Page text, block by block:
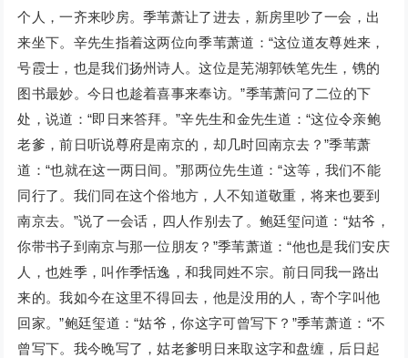
个人，一齐来吵房。季苇萧让了进去，新房里吵了一会，出
来坐下。辛先生指着这两位向季苇萧道：“这位道友尊姓来，
号霞士，也是我们扬州诗人。这位是芜湖郭铁笔先生，镌的
图书最妙。今日也趁着喜事来奉访。”季苇萧问了二位的下
处，说道：“即日来答拜。”辛先生和金先生道：“这位令亲鲍
老爹，前日听说尊府是南京的，却几时回南京去？”季苇萧
道：“也就在这一两日间。”那两位先生道：“这等，我们不能
同行了。我们同在这个俗地方，人不知道敬重，将来也要到
南京去。”说了一会话，四人作别去了。鲍廷玺问道：“姑爷，
你带书子到南京与那一位朋友？”季苇萧道：“他也是我们安庆
人，也姓季，叫作季恬逸，和我同姓不宗。前日同我一路出
来的。我如今在这里不得回去，他是没用的人，寄个字叫他
回家。”鲍廷玺道：“姑爷，你这字可曾写下？”季苇萧道：“不
曾写下。我今晚写了，姑老爹明日来取这字和盘缠，后日起